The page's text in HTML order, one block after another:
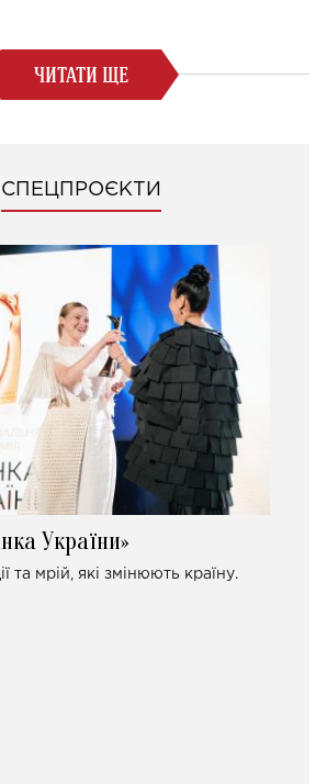
ЧИТАТИ ЩЕ
СПЕЦПРОЄКТИ
України»
та мрій, які змінюють країну.